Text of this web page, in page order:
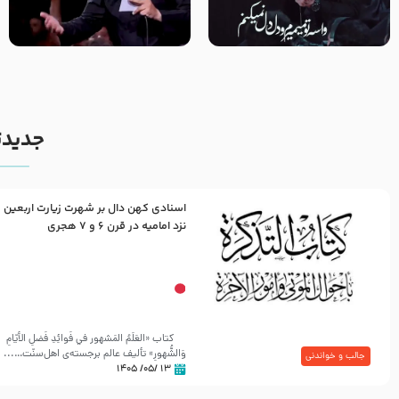
مصداق کربلا – حاج حسین سیب
شور ، حسینا! به‌ حق زهرا «أُنْظُرْ
إِلَینا» – عزاداری شب هفتم ماه
جالب و خواندنی
اسنادی کهن دال بر شهرت زیارت اربعین
نزد امامیه در قرن ۶ و ۷ هجری
کتاب «العَلَمُ المَشهور في فَوائِدِ فَضلِ الأيّامِ
وَالشُّهورِ» تألیف عالم برجسته‌ی اهل‌سنّت…...
۱۳ /۰۵/ ۱۴۰۵